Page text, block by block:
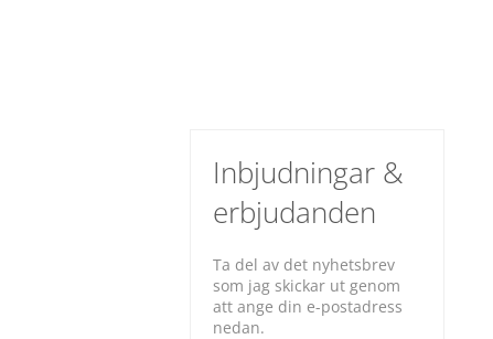
Inbjudningar &
erbjudanden
Ta del av det nyhetsbrev
som jag skickar ut genom
att ange din e-postadress
nedan.